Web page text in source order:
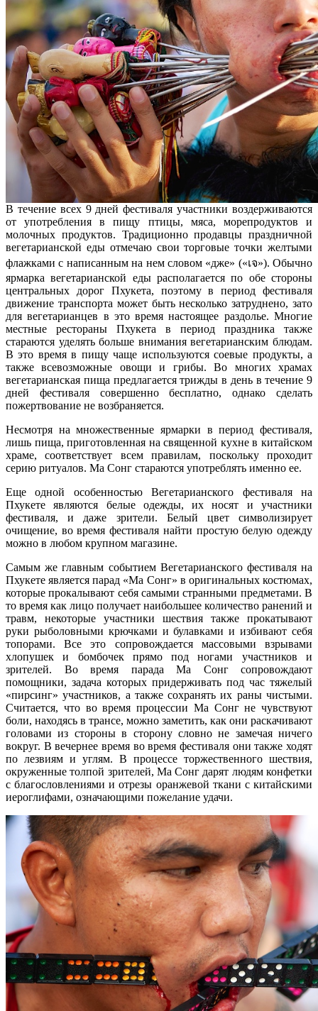
В течение всех 9 дней фестиваля участники воздерживаются
от употребления в пищу птицы, мяса, морепродуктов и
молочных продуктов. Традиционно продавцы праздничной
вегетарианской еды отмечаю свои торговые точки желтыми
флажками с написанным на нем словом «дже» («เจ»). Обычно
ярмарка вегетарианской еды располагается по обе стороны
центральных дорог Пхукета, поэтому в период фестиваля
движение транспорта может быть несколько затруднено, зато
для вегетарианцев в это время настоящее раздолье. Многие
местные рестораны Пхукета в период праздника также
стараются уделять больше внимания вегетарианским блюдам.
В это время в пищу чаще используются соевые продукты, а
также всевозможные овощи и грибы. Во многих храмах
вегетарианская пища предлагается трижды в день в течение 9
дней фестиваля совершенно бесплатно, однако сделать
пожертвование не возбраняется.
Несмотря на множественные ярмарки в период фестиваля,
лишь пища, приготовленная на священной кухне в китайском
храме, соответствует всем правилам, поскольку проходит
серию ритуалов. Ма Сонг стараются употреблять именно ее.
Еще одной особенностью Вегетарианского фестиваля на
Пхукете являются белые одежды, их носят и участники
фестиваля, и даже зрители. Белый цвет символизирует
очищение, во время фестиваля найти простую белую одежду
можно в любом крупном магазине.
Самым же главным событием Вегетарианского фестиваля на
Пхукете является парад «Ма Сонг» в оригинальных костюмах,
которые прокалывают себя самыми странными предметами. В
то время как лицо получает наибольшее количество ранений и
травм, некоторые участники шествия также прокатывают
руки рыболовными крючками и булавками и избивают себя
топорами. Все это сопровождается массовыми взрывами
хлопушек и бомбочек прямо под ногами участников и
зрителей. Во время парада Ма Сонг сопровождают
помощники, задача которых придерживать под час тяжелый
«пирсинг» участников, а также сохранять их раны чистыми.
Считается, что во время процессии Ма Сонг не чувствуют
боли, находясь в трансе, можно заметить, как они раскачивают
головами из стороны в сторону словно не замечая ничего
вокруг. В вечернее время во время фестиваля они также ходят
по лезвиям и углям. В процессе торжественного шествия,
окруженные толпой зрителей, Ма Сонг дарят людям конфетки
с благословлениями и отрезы оранжевой ткани с китайскими
иероглифами, означающими пожелание удачи.